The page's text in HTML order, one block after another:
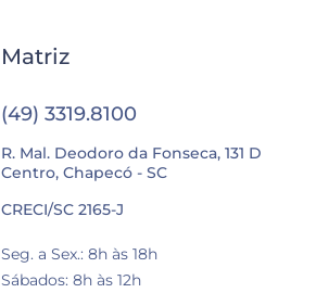
Matriz
(49) 3319.8100
R. Mal. Deodoro da Fonseca, 131 D
Centro, Chapecó - SC
CRECI/SC 2165-J
Seg. a Sex.: 8h às 18h
Sábados: 8h às 12h